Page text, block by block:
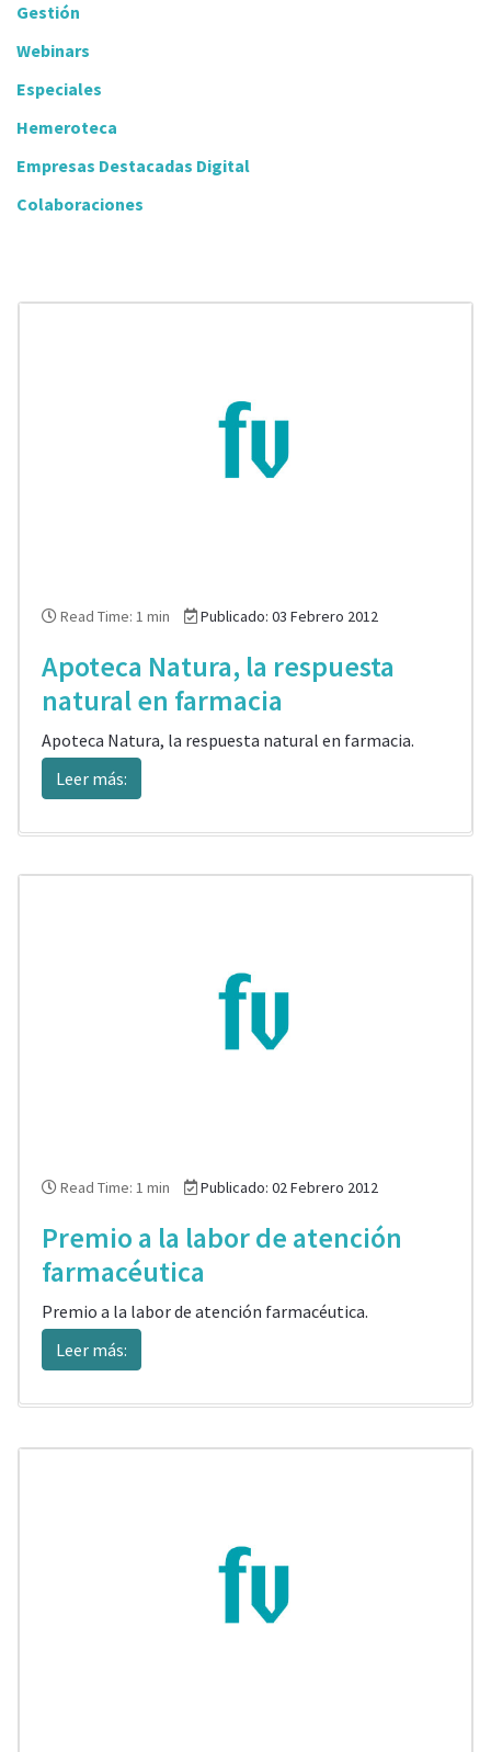
Gestión
Webinars
Especiales
Hemeroteca
Empresas Destacadas Digital
Colaboraciones
Read Time: 1 min Publicado: 03 Febrero 2012
Apoteca Natura, la respuesta
natural en farmacia
Apoteca Natura, la respuesta natural en farmacia.
Leer más:
Read Time: 1 min Publicado: 02 Febrero 2012
Premio a la labor de atención
farmacéutica
Premio a la labor de atención farmacéutica.
Leer más: